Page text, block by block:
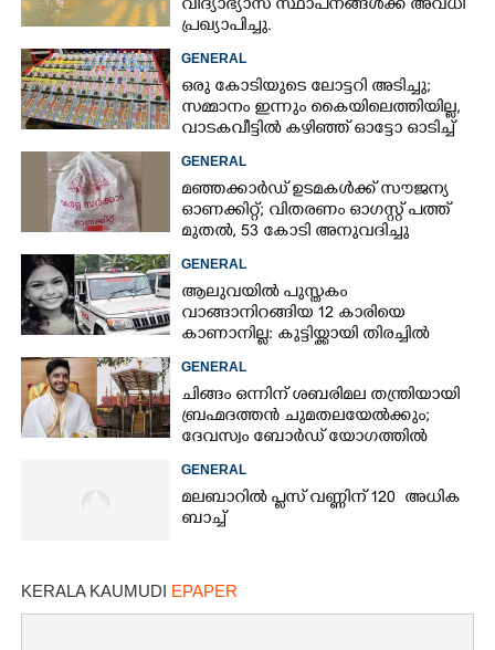
വിദ്യാഭ്യാസ സ്ഥാപനങ്ങൾക്ക് അവധി
പ്രഖ്യാപിച്ചു.
GENERAL
ഒരു കോടിയുടെ ലോട്ടറി അടിച്ചു;
സമ്മാനം ഇന്നും കൈയിലെത്തിയില്ല,
വാടകവീട്ടിൽ കഴിഞ്ഞ് ഓട്ടോ ഓടിച്ച്
GENERAL
മഞ്ഞക്കാർഡ് ഉടമകൾക്ക് സൗജന്യ
ഓണക്കിറ്റ്; വിതരണം ഓഗസ്റ്റ് പത്ത്
മുതൽ, 53 കോടി അനുവദിച്ചു
GENERAL
ആലുവയിൽ പുസ്തകം
വാങ്ങാനിറങ്ങിയ 12 കാരിയെ
കാണാനില്ല: കുട്ടിയ്ക്കായി തിരച്ചിൽ
GENERAL
ചിങ്ങം ഒന്നിന് ശബരിമല തന്ത്രിയായി
ബ്രഹ്മദത്തൻ ചുമതലയേൽക്കും;
ദേവസ്വം ബോർഡ് യോഗത്തിൽ
GENERAL
മലബാറിൽ പ്ലസ് വണ്ണിന് 120 അധിക
ബാച്ച്
KERALA KAUMUDI EPAPER
Share this link